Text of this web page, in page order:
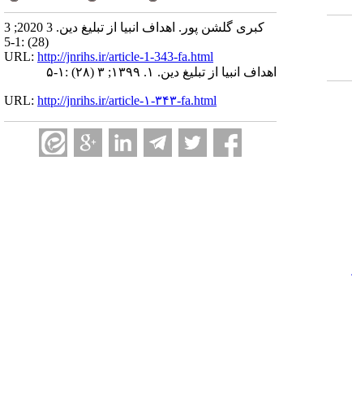
کبری گلشن ‫پور‬. اهداف انبیا از تبلیغ دین. 3 2020; 3
(28) :1-5
URL: http://jnrihs.ir/article-1-343-fa.html
اهداف انبیا از تبلیغ دین. ۱. ۱۳۹۹; ۳ (۲۸) :۱-۵
URL: http://jnrihs.ir/article-۱-۳۴۳-fa.html